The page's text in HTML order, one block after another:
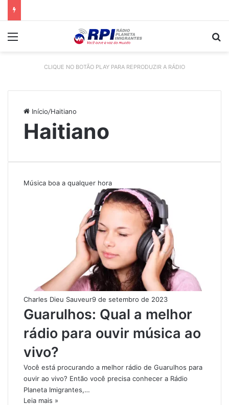
CLIQUE NO BOTÃO PLAY PARA REPRODUZIR A RÁDIO
Início/Haitiano
Haitiano
Música boa a qualquer hora
Charles Dieu Sauveur9 de setembro de 2023
Guarulhos: Qual a melhor
rádio para ouvir música ao
vivo?
Você está procurando a melhor rádio de Guarulhos para
ouvir ao vivo? Então você precisa conhecer a Rádio
Planeta Imigrantes,…
Leia mais »